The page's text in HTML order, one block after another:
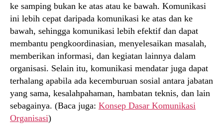
ke samping bukan ke atas atau ke bawah. Komunikasi
ini lebih cepat daripada komunikasi ke atas dan ke
bawah, sehingga komunikasi lebih efektif dan dapat
membantu pengkoordinasian, menyelesaikan masalah,
memberikan informasi, dan kegiatan lainnya dalam
organisasi. Selain itu, komunikasi mendatar juga dapat
terhalang apabila ada kecemburuan sosial antara jabatan
yang sama, kesalahpahaman, hambatan teknis, dan lain
sebagainya. (Baca juga: Konsep Dasar Komunikasi
Organisasi)